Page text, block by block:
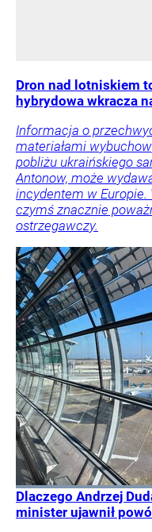
Dron nad lotniskiem
hybrydowa wkracza
Informacja o
materiałami
pobliżu ukraińskiego
Antonow, może
incydentem w
czymś znacznie
ostrzegawczy.
Dlaczego Andrzej
minister ujawnił